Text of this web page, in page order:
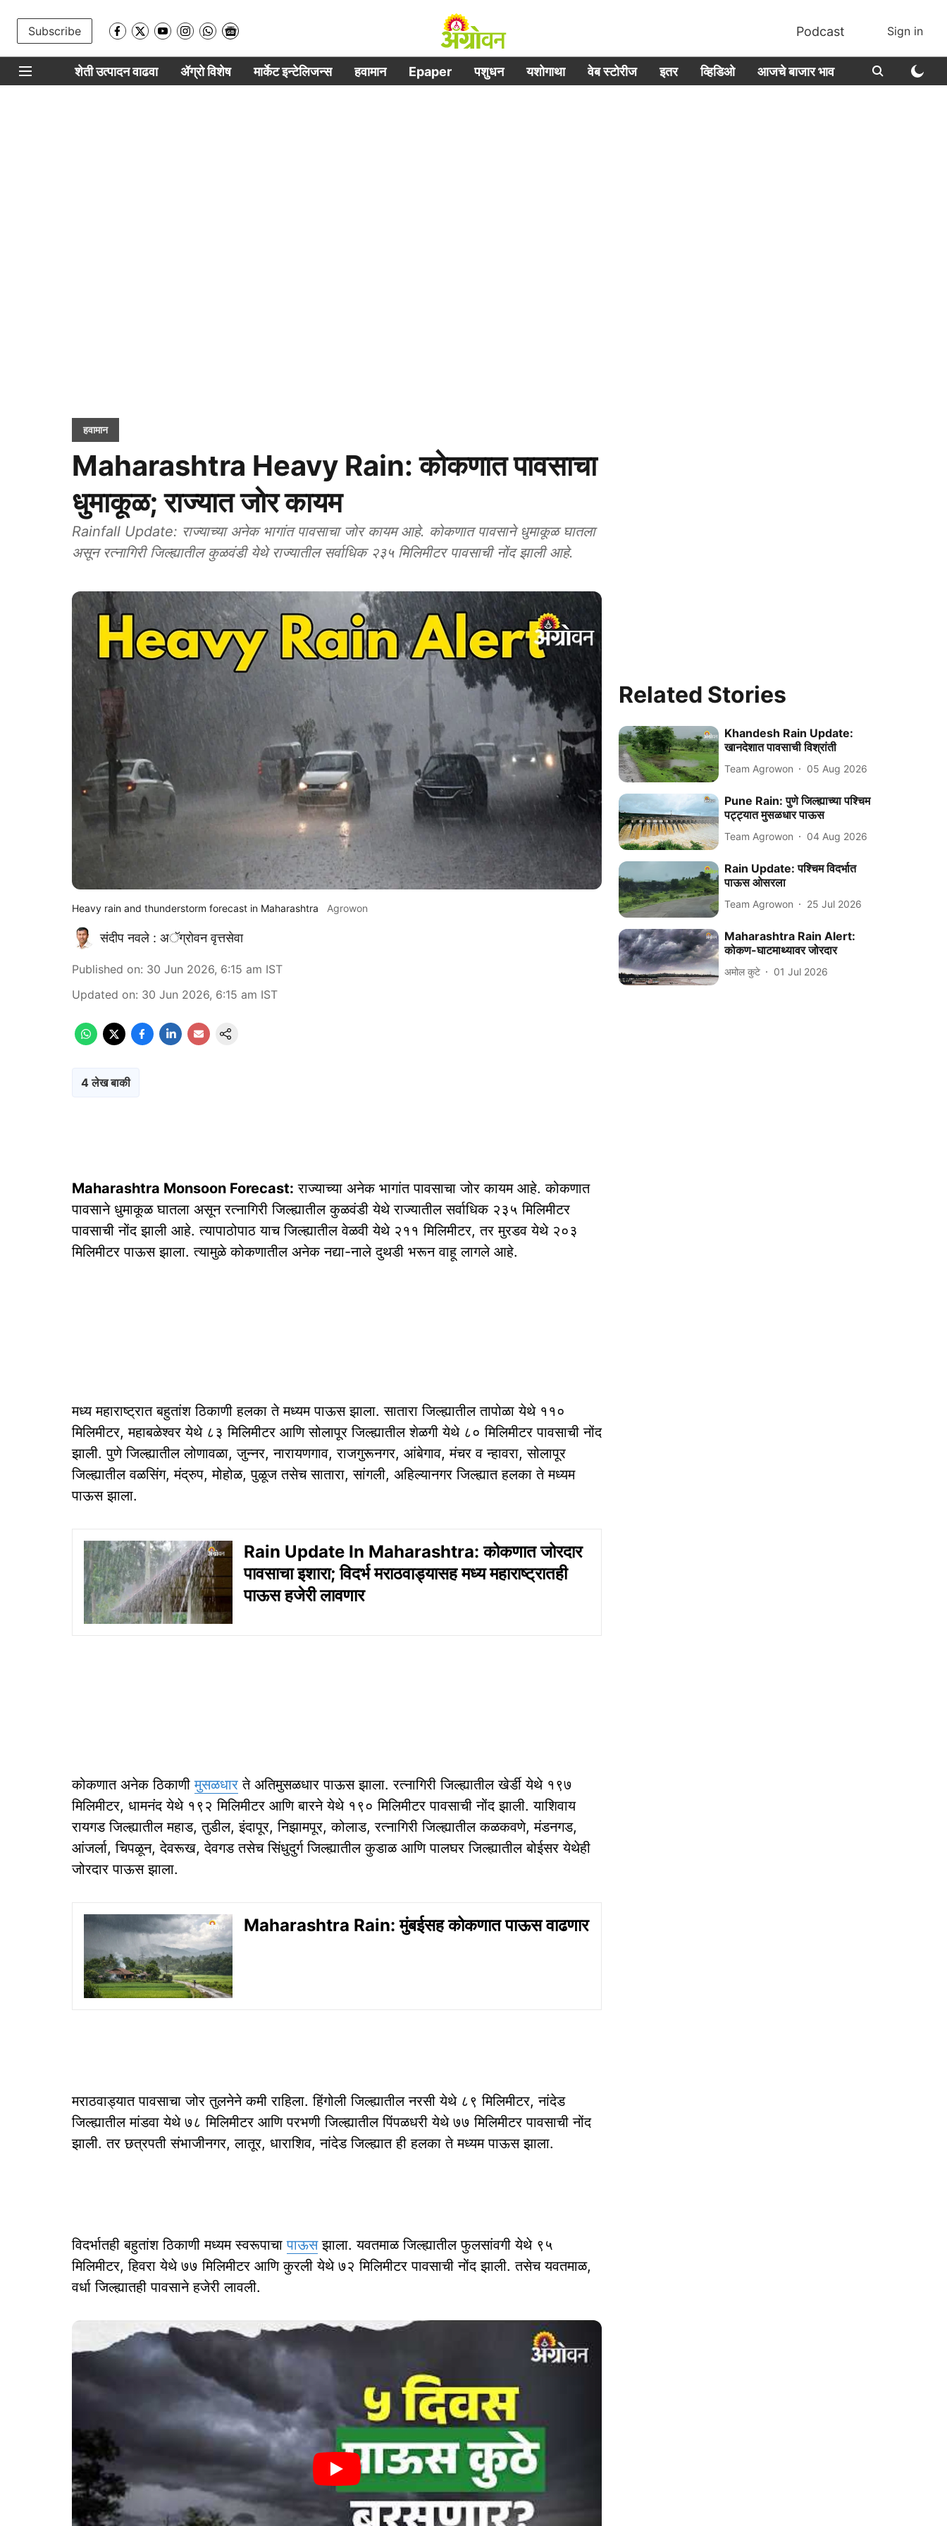
Subscribe Podcast Sign in
शेती उत्पादन वाढवा ॲग्रो विशेष मार्केट इन्टेलिजन्स हवामान Epaper पशुधन यशोगाथा वेब स्टोरीज इतर व्हिडिओ आजचे बाजार भाव
हवामान
Maharashtra Heavy Rain: कोकणात पावसाचा
धुमाकूळ; राज्यात जोर कायम
Rainfall Update: राज्याच्या अनेक भागांत पावसाचा जोर कायम आहे. कोकणात पावसाने धुमाकूळ घातला
असून रत्नागिरी जिल्ह्यातील कुळवंडी येथे राज्यातील सर्वाधिक २३५ मिलिमीटर पावसाची नोंद झाली आहे.
Heavy rain and thunderstorm forecast in Maharashtra Agrowon
संदीप नवले : अॅग्रोवन वृत्तसेवा
Published on: 30 Jun 2026, 6:15 am IST
Updated on: 30 Jun 2026, 6:15 am IST
4 लेख बाकी
Maharashtra Monsoon Forecast: राज्याच्या अनेक भागांत पावसाचा जोर कायम आहे. कोकणात
पावसाने धुमाकूळ घातला असून रत्नागिरी जिल्ह्यातील कुळवंडी येथे राज्यातील सर्वाधिक २३५ मिलिमीटर
पावसाची नोंद झाली आहे. त्यापाठोपाठ याच जिल्ह्यातील वेळवी येथे २११ मिलिमीटर, तर मुरडव येथे २०३
मिलिमीटर पाऊस झाला. त्यामुळे कोकणातील अनेक नद्या-नाले दुथडी भरून वाहू लागले आहे.
मध्य महाराष्ट्रात बहुतांश ठिकाणी हलका ते मध्यम पाऊस झाला. सातारा जिल्ह्यातील तापोळा येथे ११०
मिलिमीटर, महाबळेश्वर येथे ८३ मिलिमीटर आणि सोलापूर जिल्ह्यातील शेळगी येथे ८० मिलिमीटर पावसाची नोंद
झाली. पुणे जिल्ह्यातील लोणावळा, जुन्नर, नारायणगाव, राजगुरूनगर, आंबेगाव, मंचर व न्हावरा, सोलापूर
जिल्ह्यातील वळसिंग, मंद्रुप, मोहोळ, पुळूज तसेच सातारा, सांगली, अहिल्यानगर जिल्ह्यात हलका ते मध्यम
पाऊस झाला.
Rain Update In Maharashtra: कोकणात जोरदार
पावसाचा इशारा; विदर्भ मराठवाड्यासह मध्य महाराष्ट्रातही
पाऊस हजेरी लावणार
कोकणात अनेक ठिकाणीमुसळधार ते अतिमुसळधार पाऊस झाला. रत्नागिरी जिल्ह्यातील खेर्डी येथे १९७
मिलिमीटर, धामनंद येथे १९२ मिलिमीटर आणि बारने येथे १९० मिलिमीटर पावसाची नोंद झाली. याशिवाय
रायगड जिल्ह्यातील महाड, तुडील, इंदापूर, निझामपूर, कोलाड, रत्नागिरी जिल्ह्यातील कळकवणे, मंडनगड,
आंजर्ला, चिपळून, देवरूख, देवगड तसेच सिंधुदुर्ग जिल्ह्यातील कुडाळ आणि पालघर जिल्ह्यातील बोईसर येथेही
जोरदार पाऊस झाला.
Maharashtra Rain: मुंबईसह कोकणात पाऊस वाढणार
मराठवाड्यात पावसाचा जोर तुलनेने कमी राहिला. हिंगोली जिल्ह्यातील नरसी येथे ८९ मिलिमीटर, नांदेड
जिल्ह्यातील मांडवा येथे ७८ मिलिमीटर आणि परभणी जिल्ह्यातील पिंपळधरी येथे ७७ मिलिमीटर पावसाची नोंद
झाली. तर छत्रपती संभाजीनगर, लातूर, धाराशिव, नांदेड जिल्ह्यात ही हलका ते मध्यम पाऊस झाला.
विदर्भातही बहुतांश ठिकाणी मध्यम स्वरूपाचापाऊसझाला. यवतमाळ जिल्ह्यातील फुलसांवगी येथे ९५
मिलिमीटर, हिवरा येथे ७७ मिलिमीटर आणि कुरली येथे ७२ मिलिमीटर पावसाची नोंद झाली. तसेच यवतमाळ,
वर्धा जिल्ह्यातही पावसाने हजेरी लावली.
Related Stories
Khandesh Rain Update:
खानदेशात पावसाची विश्रांती
Team Agrowon 05 Aug 2026
Pune Rain: पुणे जिल्ह्याच्या पश्चिम
पट्ट्यात मुसळधार पाऊस
Team Agrowon 04 Aug 2026
Rain Update: पश्चिम विदर्भात
पाऊस ओसरला
Team Agrowon 25 Jul 2026
Maharashtra Rain Alert:
कोकण-घाटमाथ्यावर जोरदार
अमोल कुटे 01 Jul 2026